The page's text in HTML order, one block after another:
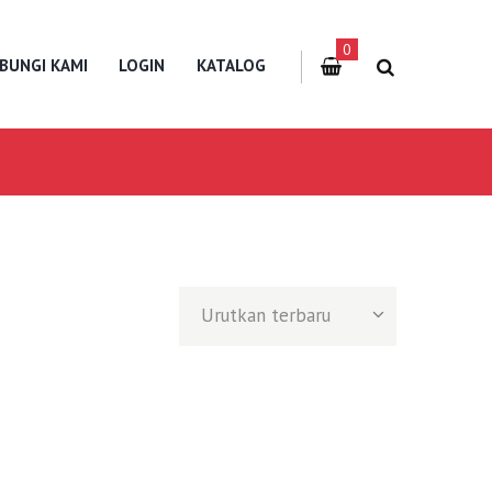
KAMI LOGIN KATALOG
0